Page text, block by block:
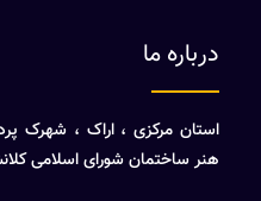
درباره ما
استان مرکزی ، اراک ، شهرک
هنر ساختمان شورای اسلامی